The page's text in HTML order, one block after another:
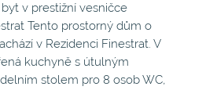
v prestižní vesničce
Tento prostorný dům o
v Rezidenci Finestrat. V
kuchyně s útulným
stolem pro 8 osob WC,